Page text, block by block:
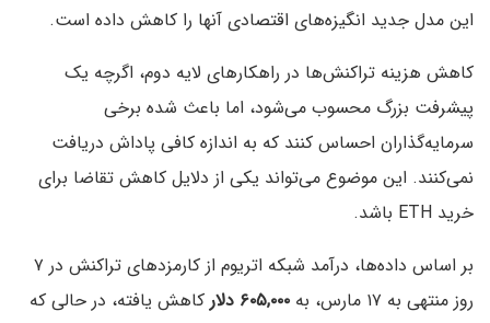
این مدل جدید انگیزه‌های اقتصادی آنها را کاهش داده است.
کاهش هزینه تراکنش‌ها در راهکارهای لایه دوم، اگرچه یک
پیشرفت بزرگ محسوب می‌شود، اما باعث شده برخی
سرمایه‌گذاران احساس کنند که به اندازه کافی پاداش دریافت
نمی‌کنند. این موضوع می‌تواند یکی از دلایل کاهش تقاضا برای
خرید ETH باشد.
بر اساس داده‌ها، درآمد شبکه اتریوم از کارمزدهای تراکنش در ۷
روز منتهی به ۱۷ مارس، به
کاهش یافته، در حالی که